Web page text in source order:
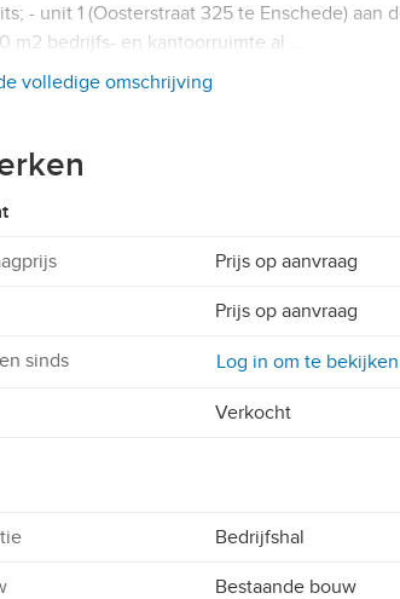
- unit 1 (Oosterstraat 325 te Enschede) aan
m2 bedrijfs- en kantoorruimte al …
volledige omschrijving
Prijs op aanvraag
Prijs op aanvraag
sinds Log in om te bekijken
Verkocht
Bedrijfshal
Bestaande bouw